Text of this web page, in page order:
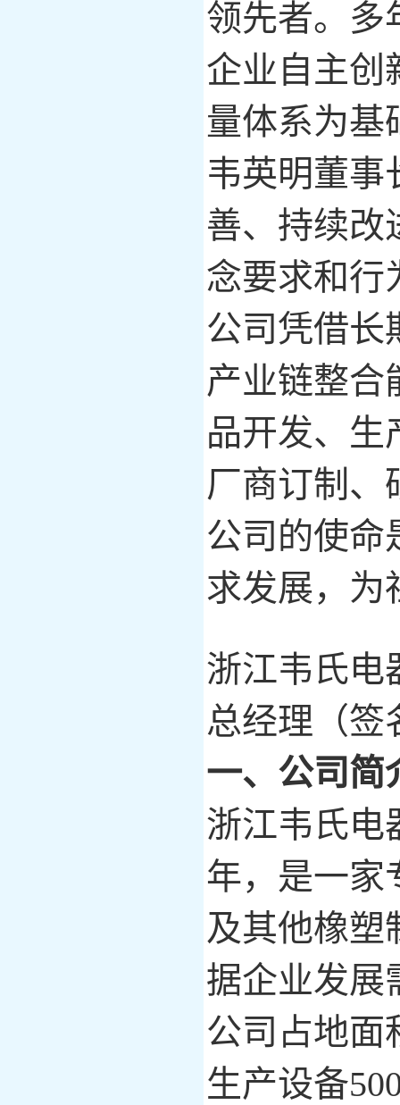
领先者。多
企业自主创
量体系为基
韦英明董事
善、持续改
念要求和行
公司凭借长
产业链整合
品开发、生
厂商订制、
公司的使命
求发展，为
浙江韦氏电
总经理（签
一、公司简
浙江韦氏电
年， 是一家
及其他橡塑
据企业发展
公司占地面
生产设备